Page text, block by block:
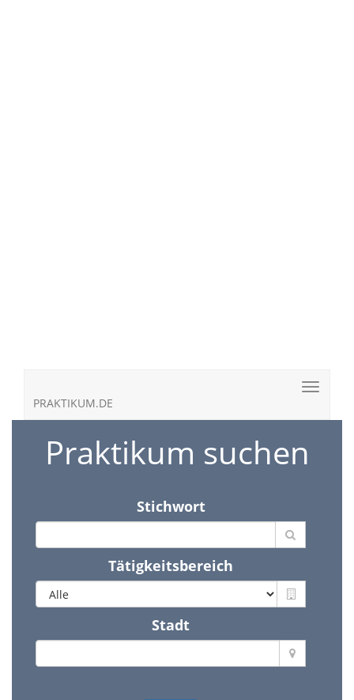
PRAKTIKUM.DE
Praktikum suchen
Stichwort
Tätigkeitsbereich
Stadt